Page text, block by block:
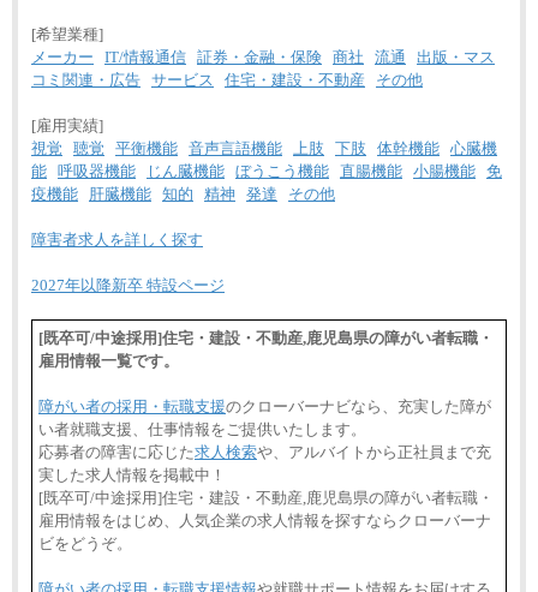
[希望業種]
メーカー
IT/情報通信 証券・金融・保険 商社 流通
出版・マス
コミ関連・広告 サービス 住宅・建設・不動産 その他
[雇用実績]
視覚
聴覚 平衡機能 音声言語機能 上肢 下肢 体幹機能 心臓機
能 呼吸器機能 じん臓機能 ぼうこう機能 直腸機能 小腸機能 免
疫機能
肝臓機能 知的 精神 発達 その他
障害者求人を詳しく探す
2027年以降新卒 特設ページ
[既卒可/中途採用]住宅・建設・不動産,鹿児島県の障がい者転職・
雇用情報一覧です。
障がい者の採用・転職支援のクローバーナビなら、充実した障が
い者就職支援、仕事情報をご提供いたします。
応募者の障害に応じた求人検索や、アルバイトから正社員まで充
実した求人情報を掲載中！
[既卒可/中途採用]住宅・建設・不動産,鹿児島県の障がい者転職・
雇用情報をはじめ、人気企業の求人情報を探すならクローバーナ
ビをどうぞ。